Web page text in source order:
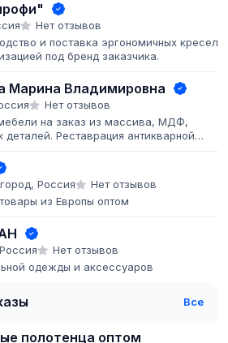
Нет отзывов
и поставка эргономичных кресел с
под бренд заказчика.
Марина Владимировна
Нет отзывов
на заказ из массива, МДФ,
Реставрация антикварной
Россия
Нет отзывов
из Европы оптом
Нет отзывов
одежды и аксессуаров
Все
полотенца оптом